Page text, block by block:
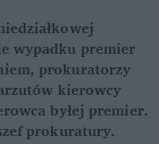
wypadku premier
prokuratorzy
kierowcy
byłej premier.
prokuratury.